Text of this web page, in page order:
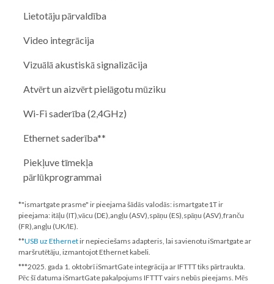
Lietotāju pārvaldība
Video integrācija
Vizuālā akustiskā signalizācija
Atvērt un aizvērt pielāgotu mūziku
Wi-Fi saderība (2,4GHz)
Ethernet saderība**
Piekļuve tīmekļa
pārlūkprogrammai
*"ismartgate prasme" ir pieejama šādās valodās: ismartgate1T ir
pieejama: itāļu (IT),vācu (DE),angļu (ASV),spāņu (ES),spāņu (ASV),franču
(FR),angļu (UK/IE).
**USB uz Ethernetir nepieciešams adapteris, lai savienotu iSmartgate ar
maršrutētāju, izmantojot Ethernet kabeli.
***2025. gada 1. oktobrīiSmartGate integrācija ar IFTTT tiks pārtraukta.
Pēc šī datuma iSmartGate pakalpojums IFTTT vairs nebūs pieejams. Mēs